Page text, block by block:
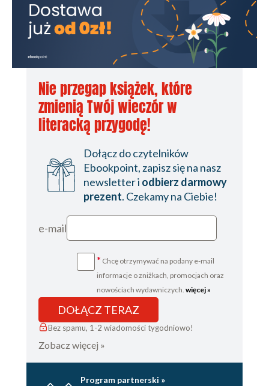
Rozdział 23
Rozdział 24
Nie przegap książek, które
zmienią Twój wieczór w
literacką przygodę!
Dołącz do czytelników
Ebookpoint, zapisz się na nasz
newsletter i odbierz darmowy
prezent. Czekamy na Ciebie!
e-mail
* Chcę otrzymywać na podany e-mail
informacje o zniżkach, promocjach oraz
nowościach wydawniczych. więcej »
DOŁĄCZ TERAZ
Bez spamu, 1-2 wiadomości tygodniowo!
Zobacz więcej »
Program partnerski »